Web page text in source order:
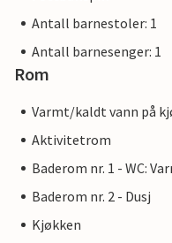
Antall barnestoler: 1
Antall barnesenger: 1
Rom
Varmt/kaldt vann på
Aktivitetrom
Baderom nr. 1 - WC:
Baderom nr. 2 - Dusj
Kjøkken